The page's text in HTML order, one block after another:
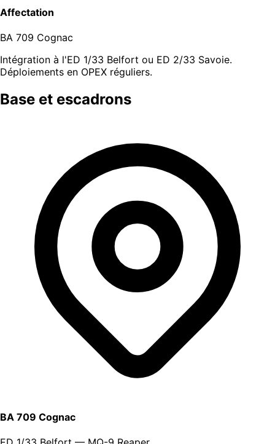
Affectation
BA 709 Cognac
Intégration à l'ED 1/33 Belfort ou ED 2/33 Savoie.
Déploiements en OPEX réguliers.
Base et escadrons
BA 709 Cognac